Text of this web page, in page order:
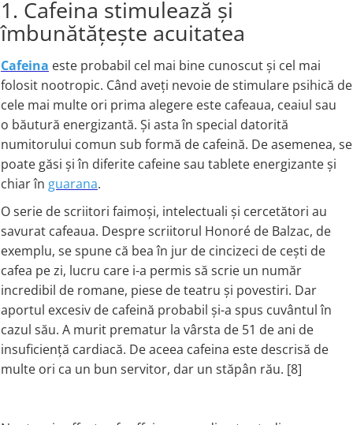
1. Cafeina stimulează și
îmbunătățește acuitatea
Cafeina este probabil cel mai bine cunoscut și cel mai
folosit nootropic. Când aveți nevoie de stimulare psihică de
cele mai multe ori prima alegere este cafeaua, ceaiul sau
o băutură energizantă. Și asta în special datorită
numitorului comun sub formă de cafeină. De asemenea, se
poate găsi și în diferite cafeine sau tablete energizante și
chiar în guarana.
O serie de scriitori faimoși, intelectuali și cercetători au
savurat cafeaua. Despre scriitorul Honoré de Balzac, de
exemplu, se spune că bea în jur de cincizeci de cești de
cafea pe zi, lucru care i-a permis să scrie un număr
incredibil de romane, piese de teatru și povestiri. Dar
aportul excesiv de cafeină probabil și-a spus cuvântul în
cazul său. A murit prematur la vârsta de 51 de ani de
insuficiență cardiacă. De aceea cafeina este descrisă de
multe ori ca un bun servitor, dar un stăpân rău. [8]